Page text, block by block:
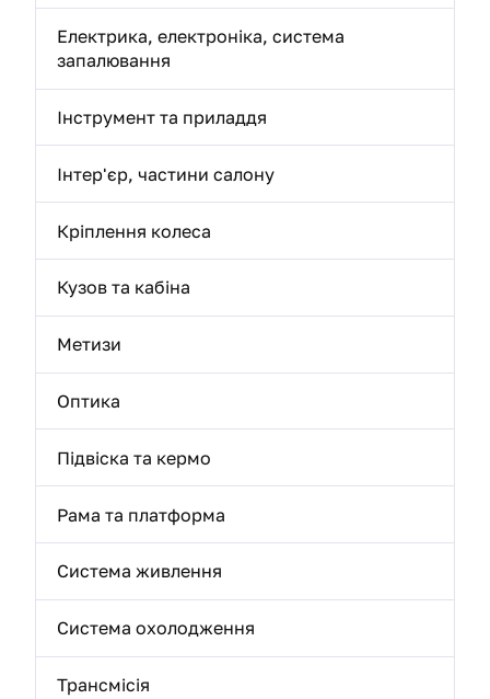
Електрика, електроніка, система
запалювання
Інструмент та приладдя
Інтер'єр, частини салону
Кріплення колеса
Кузов та кабіна
Метизи
Оптика
Підвіска та кермо
Рама та платформа
Система живлення
Система охолодження
Трансмісія